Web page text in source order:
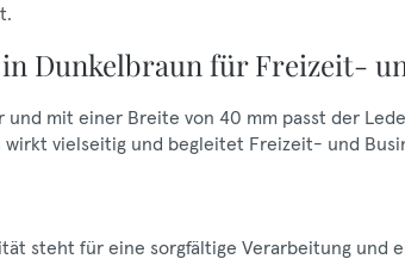
Dunkelbraun für Freizeit-
und mit einer Breite von 40 mm passt der
wirkt vielseitig und begleitet Freizeit- und
steht für eine sorgfältige Verarbeitung und